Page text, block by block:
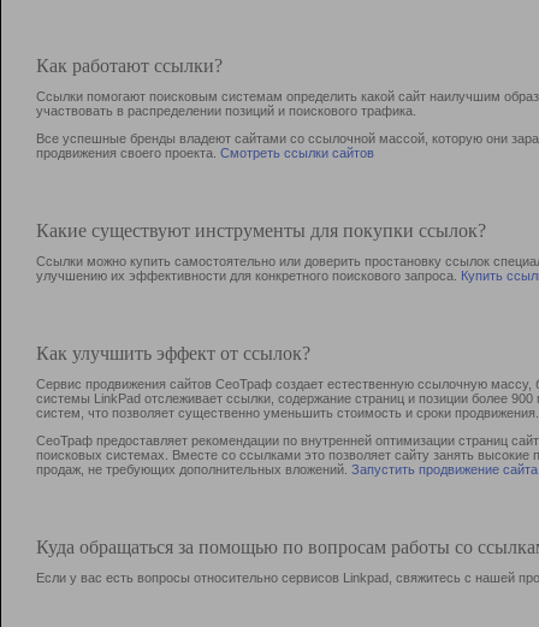
Как работают ссылки?
Ссылки помогают поисковым системам определить какой сайт наилучшим
участвовать в раcпределении позиций и поискового трафика.
Все успешные бренды владеют сайтами со ссылочной массой, которую они
продвижения своего проекта. Смотреть ссылки сайтов
Какие существуют инструменты для покупки ссылок?
Ссылки можно купить самостоятельно или доверить простановку ссылок
улучшению их эффективности для конкретного поискового запроса. Купить
Как улучшить эффект от ссылок?
Сервис продвижения сайтов СеоТраф создает естественную ссылочную
системы LinkPad отслеживает ссылки, содержание страниц и позиции более
систем, что позволяет существенно уменьшить стоимость и сроки продвижения.
СеоТраф предоставляет рекомендации по внутренней оптимизации страниц
поисковых системах. Вместе со ссылками это позволяет сайту занять
продаж, не требующих дополнительных вложений. Запустить продвижение сайта
Куда обращаться за помощью по вопросам работы со
Если у вас есть вопросы относительно сервисов Linkpad, свяжитесь с нашей